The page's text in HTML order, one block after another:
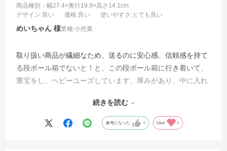
商品種別：幅27.4×奥行19.9×高さ14.1cm
デザイン:良い 価格:良い 使いやすさ :とても良い
めいちゃん 業種:小売業
取り扱い商品が繊細なため、送るのに安心感、信頼感を持て
る段ボール箱でないと！と、この段ボール箱に行き着いて、
重宝をし、ヘビーユーズしています。厚みがあり、中に入れ
他社と比べて、価格にも満足していて、ずっと継続して使っ
ていきたいと考えています。
続きを読む
参考になった 0 Like! 0